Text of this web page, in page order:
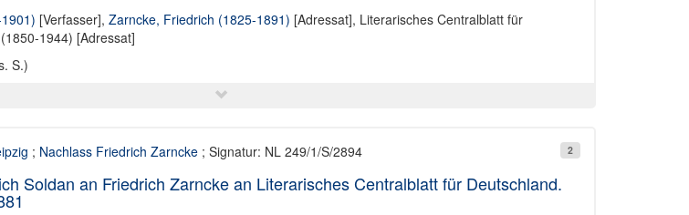
[Verfasser], Zarncke, Friedrich (1825-1891) [Adressat], Literarisches Centralblatt für
1944) [Adressat]
S.)
2
; Nachlass Friedrich Zarncke; Signatur: NL 249/1/S/2894
Soldan an Friedrich Zarncke an Literarisches Centralblatt für Deutschland.